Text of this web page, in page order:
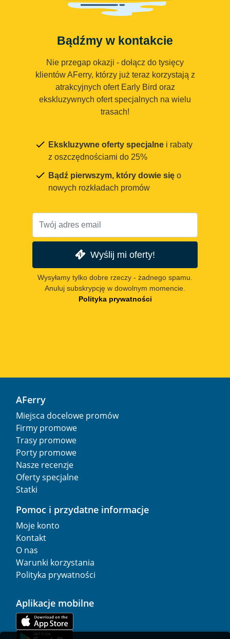
Bądźmy w kontakcie
Nie przegap okazji - dołącz do tysięcy
klientów AFerry, którzy już teraz korzystają z
atrakcyjnych ofert Early Bird oraz
ekskluzywnych ofert specjalnych na wielu
trasach!
Ekskluzywne oferty specjalne i rabaty
z oszczędnościami do 25%
Bądź pierwszym, który dowie się o
nowych rozkładach promów
Wyślij mi oferty!
Wysyłamy tylko dobre rzeczy - żadnego spamu.
Anuluj subskrypcję w dowolnym momencie.
Polityka prywatności
AFerry
Miejsca docelowe promów
Firmy promowe
Trasy promowe
Porty promowe
Nasze recenzje
Oferty specjalne
Statki
Pomoc i przydatne informacje
Moje konto
Kontakt
O nas
Warunki korzystania
Polityka prywatności
Aplikacje mobilne